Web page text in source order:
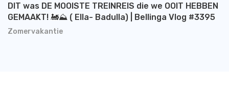
Zomervakantie
DIT was DE MOOISTE TREINREIS die we OOIT HEBBEN
GEMAAKT! 🚂⛰️ ( Ella- Badulla) | Bellinga Vlog #3395